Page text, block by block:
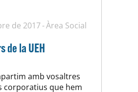
de 2017 Àrea Social
de la UEH
amb vosaltres
corporatius que hem